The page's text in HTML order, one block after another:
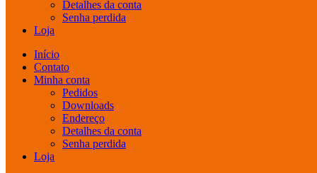
Detalhes da conta
Senha perdida
Loja
Início
Contato
Minha conta
Pedidos
Downloads
Endereço
Detalhes da conta
Senha perdida
Loja